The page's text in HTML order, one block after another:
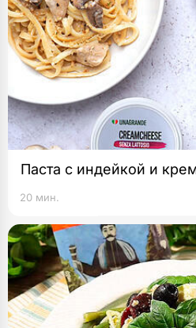
Паста с индейкой и
20 мин.